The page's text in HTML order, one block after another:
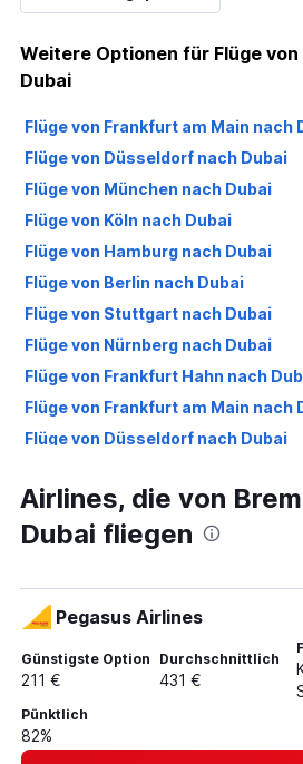
Weitere Optionen für Flüge von
Dubai
Flüge von Frankfurt am Main nach
Flüge von Düsseldorf nach Dubai
Flüge von München nach Dubai
Flüge von Köln nach Dubai
Flüge von Hamburg nach Dubai
Flüge von Berlin nach Dubai
Flüge von Stuttgart nach Dubai
Flüge von Nürnberg nach Dubai
Flüge von Frankfurt Hahn nach
Flüge von Frankfurt am Main nach
Flüge von Düsseldorf nach Dubai
Flüge von Dresden nach Dubai
Flüge von Stuttgart nach Dubai
Flüge von Karlsruhe nach Dubai
Flüge von Köln nach Dubai
Flüge von Berlin nach Dubai
Flüge von Münster nach Dubai
Flüge von Dortmund nach Dubai
Flüge von Leipzig nach Dubai
Airlines, die von
Dubai fliegen
Pegasus Airlines
Günstigste Option
211 €
Durchschnittlich
431 €
Pünktlich
82%